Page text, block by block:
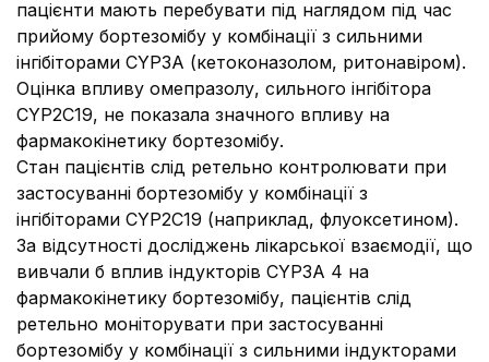
пацієнти мають перебувати під наглядом під час
прийому бортезомібу у комбінації з сильними
інгібіторами CYP3A (кетоконазолом, ритонавіром).
Оцінка впливу омепразолу, сильного інгібітора
CYP2C19, не показала значного впливу на
фармакокінетику бортезомібу.
Стан пацієнтів слід ретельно контролювати при
застосуванні бортезомібу у комбінації з
інгібіторами CYP2C19 (наприклад, флуоксетином).
За відсутності досліджень лікарської взаємодії, що
вивчали б вплив індукторів CYP3А 4 на
фармакокінетику бортезомібу, пацієнтів слід
ретельно моніторувати при застосуванні
бортезомібу у комбінації з сильними індукторами